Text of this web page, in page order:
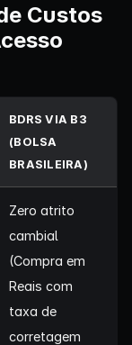
Custos
BDRS VIA B3
(BOLSA
BRASILEIRA)
Zero atrito
cambial
(Compra em
Reais com
taxa de
corretagem